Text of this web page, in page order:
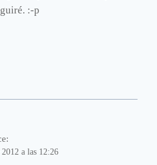
:-p
a las 12:26